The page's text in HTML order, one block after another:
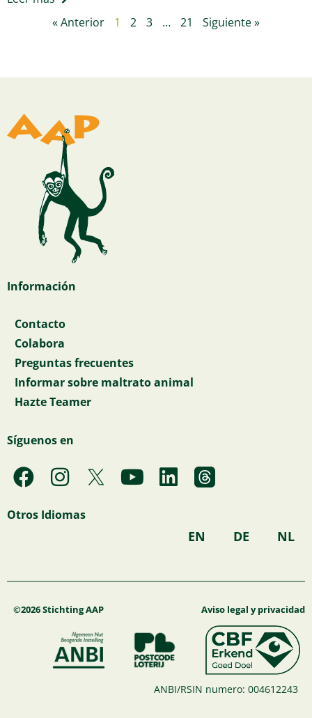
« Anterior
1 2 3 … 21 Siguiente »
Información
Contacto
Colabora
Preguntas frecuentes
Informar sobre maltrato animal
Hazte Teamer
Síguenos en
F
a
c
o
k
I
n
s
g
a
m
Y
o
b
L
i
d
Otros Idiomas
EN DE NL
©2026 Stichting AAP Aviso legal y privacidad
ANBI/RSIN numero: 004612243